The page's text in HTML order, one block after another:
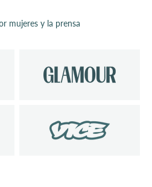
mujeres y la prensa